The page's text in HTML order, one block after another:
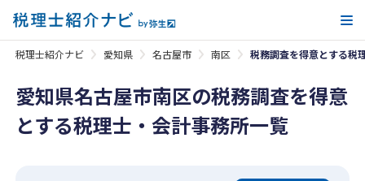
税理士紹介ナビ 愛知県 名古屋市 南区 税務調査を得意とする税
愛知県名古屋市南区の税務調査を得意
とする税理士・会計事務所一覧